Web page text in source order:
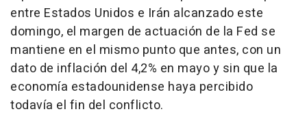
entre Estados Unidos e Irán alcanzado este
domingo, el margen de actuación de la Fed se
mantiene en el mismo punto que antes, con un
dato de inflación del 4,2% en mayo y sin que la
economía estadounidense haya percibido
todavía el fin del conflicto.